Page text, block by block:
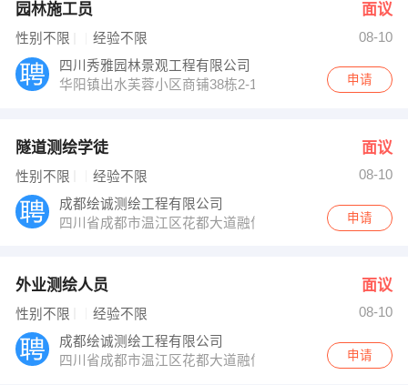
园林施工员 面议
性别不限 经验不限
08-10
四川秀雅园林景观工程有限公司
华阳镇出水芙蓉小区商铺38栋2-16
申请
隧道测绘学徒 面议
性别不限 经验不限
08-10
成都绘诚测绘工程有限公司
四川省成都市温江区花都大道融信广场B座2402 申请
外业测绘人员 面议
性别不限 经验不限
08-10
成都绘诚测绘工程有限公司
四川省成都市温江区花都大道融信广场B座2402 申请